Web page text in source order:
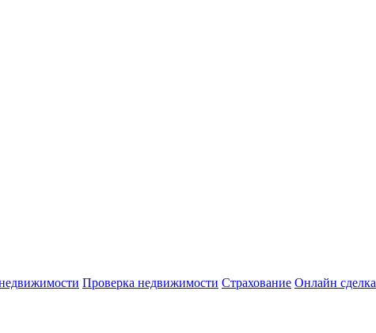
Проверка недвижимости Страхование Онлайн сделка